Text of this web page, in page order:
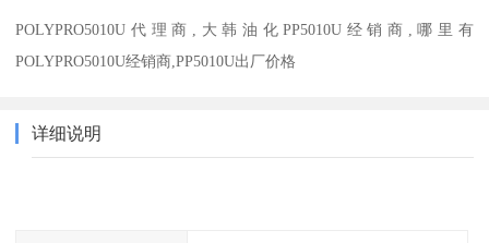
POLYPRO5010U代理商,大韩油化PP5010U经销商,哪里有
POLYPRO5010U经销商,PP5010U出厂价格
详细说明